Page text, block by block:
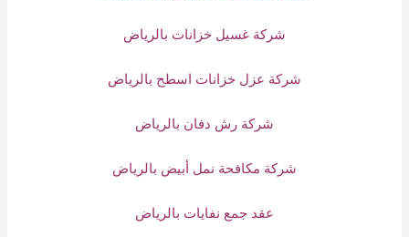
شركة غسيل خزانات بالرياض
شركة عزل خزانات اسطح بالرياض
شركة رش دفان بالرياض
شركة مكافحة نمل أبيض بالرياض
عقد جمع نفايات بالرياض